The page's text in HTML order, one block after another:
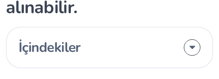
alınabilir.
İçindekiler